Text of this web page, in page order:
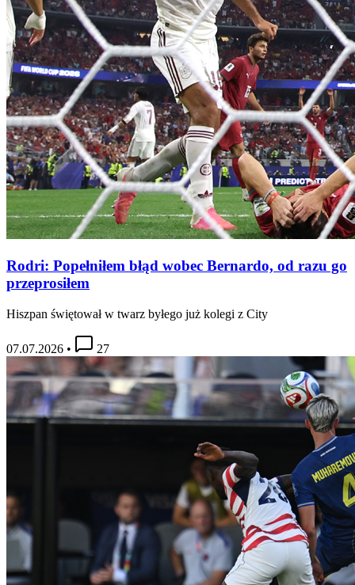
Rodri: Popełniłem błąd wobec Bernardo, od razu go
przeprosiłem
Hiszpan świętował w twarz byłego już kolegi z City
07.07.2026 • 27